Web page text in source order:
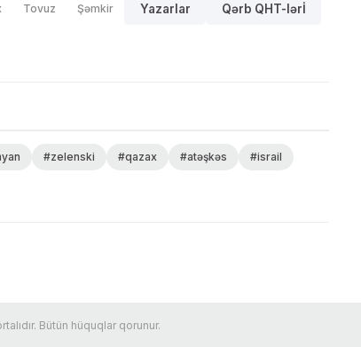
Tovuz Şəmkir Yazarlar Qərb QHT-lərİ
#zelenski #qazax #atəşkəs
#israil
Bütün hüquqlar qorunur.